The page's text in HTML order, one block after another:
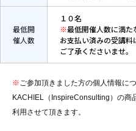
最低開
催人数
１０名
※最低開催人数に満た
お支払い済みの受講
ご了承くださいませ。
※ご参加頂きました方の個人情報に
KACHIEL（InspireConsulting）の商
利用させて頂きます。